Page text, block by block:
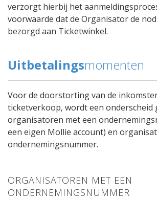
verzorgt hierbij het
voorwaarde dat de Organisator de
bezorgd aan Ticketwinkel.
Uitbetalingsmomenten
Voor de doorstorting van de
ticketverkoop, wordt een onderscheid
organisatoren met een
een eigen Mollie account) en
ondernemingsnummer.
ORGANISATOREN MET EEN
ONDERNEMINGSNUMMER